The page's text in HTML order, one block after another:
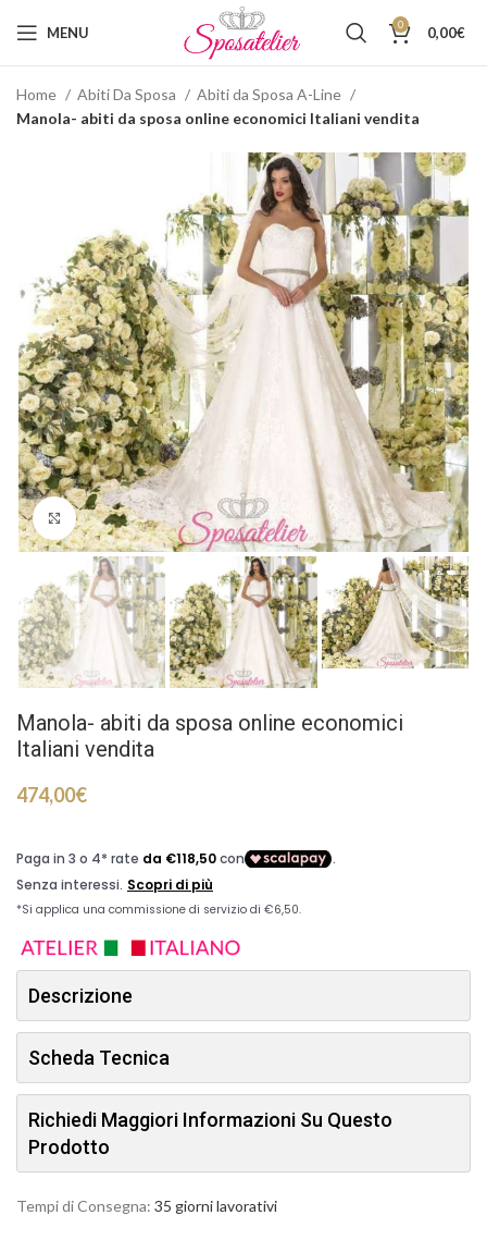
MENU 0 0,00€
Home Abiti Da Sposa
Abiti da Sposa A-Line
Manola- abiti da sposa online economici Italiani vendita
Click to enlarge
Manola- abiti da sposa online economici
Italiani vendita
474,00€
Descrizione
Scheda Tecnica
Richiedi Maggiori Informazioni Su Questo
Prodotto
Tempi di Consegna: 35 giorni lavorativi